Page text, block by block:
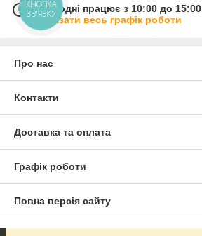
Сьогодні працює з 10:00 до 15:00
Показати весь графік роботи
Про нас
Контакти
Доставка та оплата
Графік роботи
Повна версія сайту
КНОПКА
ЗВ'ЯЗКУ